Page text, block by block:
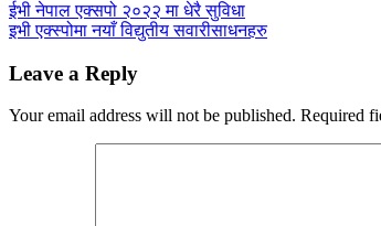
ईभी नेपाल एक्सपो २०२२ मा धेरै सुविधा
इभी एक्स्पोमा नयाँ विद्युतीय सवारीसाधनहरु
Leave a Reply
Your email address will not be published. Required